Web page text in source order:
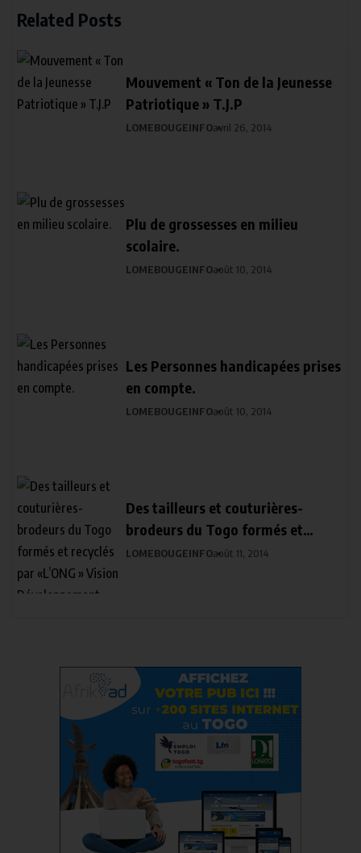
Related Posts
Mouvement « Ton de la Jeunesse
Patriotique » T.J.P
LOMEBOUGEINFOavril 26, 2014
Plu de grossesses en milieu
scolaire.
LOMEBOUGEINFOaoût 10, 2014
Les Personnes handicapées prises
en compte.
LOMEBOUGEINFOaoût 10, 2014
Des tailleurs et couturières-
brodeurs du Togo formés et
recyclés par «L’ONG » Vision
LOMEBOUGEINFOaoût 11, 2014